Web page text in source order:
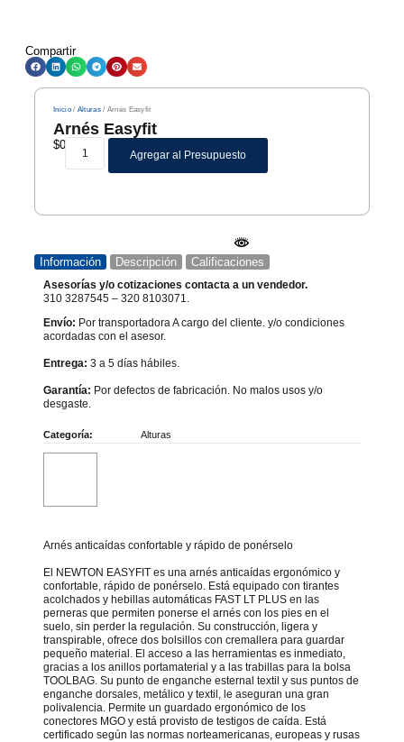
Compartir
Inicio/ Alturas/ Arnés Easyfit
Arnés Easyfit
$0
Agregar al Presupuesto
Información Descripción Calificaciones
Asesorías y/o cotizaciones contacta a un vendedor.
310 3287545 – 320 8103071.
Envío: Por transportadora A cargo del cliente. y/o condiciones
acordadas con el asesor.
Entrega: 3 a 5 días hábiles.
Garantía: Por defectos de fabricación. No malos usos y/o
desgaste.
Categoría: Alturas
Arnés anticaídas confortable y rápido de ponérselo
El NEWTON EASYFIT es una arnés anticaídas ergonómico y
confortable, rápido de ponérselo. Está equipado con tirantes
acolchados y hebillas automáticas FAST LT PLUS en las
perneras que permiten ponerse el arnés con los pies en el
suelo, sin perder la regulación. Su construcción, ligera y
transpirable, ofrece dos bolsillos con cremallera para guardar
pequeño material. El acceso a las herramientas es inmediato,
gracias a los anillos portamaterial y a las trabillas para la bolsa
TOOLBAG. Su punto de enganche esternal textil y sus puntos de
enganche dorsales, metálico y textil, le aseguran una gran
polivalencia. Permite un guardado ergonómico de los
conectores MGO y está provisto de testigos de caída. Está
certificado según las normas norteamericanas, europeas y rusas